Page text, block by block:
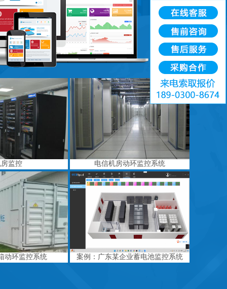
监控 电信机房动环监控系统
动环监控系统 案例：广东某企业蓄电池监控系统